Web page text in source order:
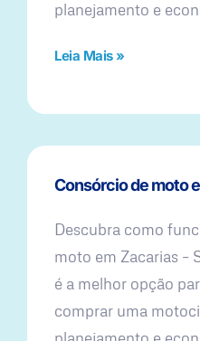
planejamento e
Leia Mais »
Consórcio de moto
Descubra como
moto em Zacarias –
é a melhor opção
comprar uma